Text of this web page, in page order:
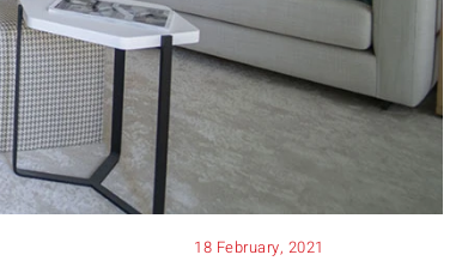
18 February, 2021